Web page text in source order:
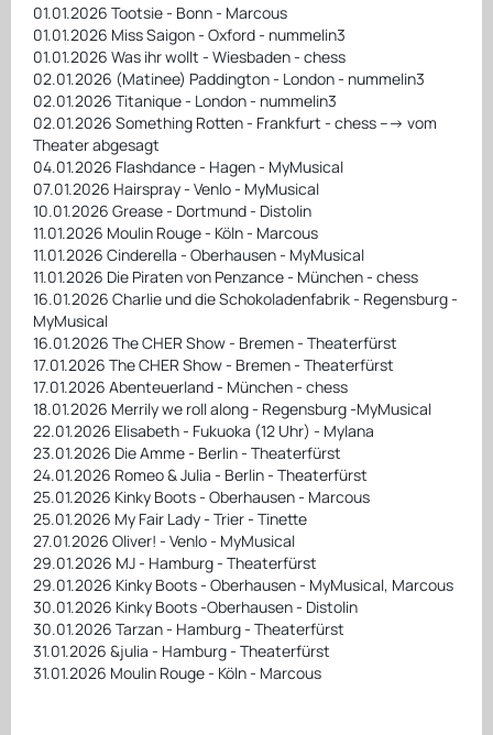
01.01.2026 Tootsie - Bonn - Marcous
01.01.2026 Miss Saigon - Oxford - nummelin3
01.01.2026 Was ihr wollt - Wiesbaden - chess
02.01.2026 (Matinee) Paddington - London - nummelin3
02.01.2026 Titanique - London - nummelin3
02.01.2026 Something Rotten - Frankfurt - chess ---> vom
Theater abgesagt
04.01.2026 Flashdance - Hagen - MyMusical
07.01.2026 Hairspray - Venlo - MyMusical
10.01.2026 Grease - Dortmund - Distolin
11.01.2026 Moulin Rouge - Köln - Marcous
11.01.2026 Cinderella - Oberhausen - MyMusical
11.01.2026 Die Piraten von Penzance - München - chess
16.01.2026 Charlie und die Schokoladenfabrik - Regensburg -
MyMusical
16.01.2026 The CHER Show - Bremen - Theaterfürst
17.01.2026 The CHER Show - Bremen - Theaterfürst
17.01.2026 Abenteuerland - München - chess
18.01.2026 Merrily we roll along - Regensburg -MyMusical
22.01.2026 Elisabeth - Fukuoka (12 Uhr) - Mylana
23.01.2026 Die Amme - Berlin - Theaterfürst
24.01.2026 Romeo & Julia - Berlin - Theaterfürst
25.01.2026 Kinky Boots - Oberhausen - Marcous
25.01.2026 My Fair Lady - Trier - Tinette
27.01.2026 Oliver! - Venlo - MyMusical
29.01.2026 MJ - Hamburg - Theaterfürst
29.01.2026 Kinky Boots - Oberhausen - MyMusical, Marcous
30.01.2026 Kinky Boots -Oberhausen - Distolin
30.01.2026 Tarzan - Hamburg - Theaterfürst
31.01.2026 &julia - Hamburg - Theaterfürst
31.01.2026 Moulin Rouge - Köln - Marcous